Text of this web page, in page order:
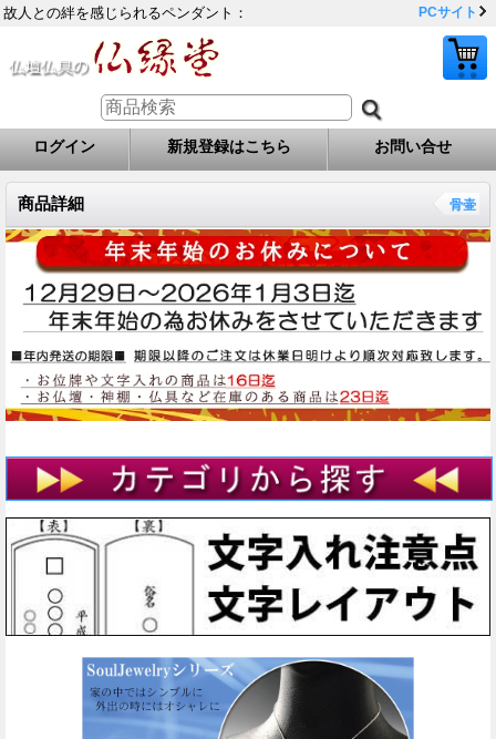
故人との絆を感じられるペンダント： PCサイト
ログイン 新規登録はこちら お問い合せ
商品詳細 骨壷